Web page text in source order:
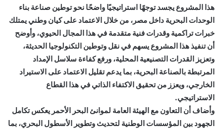
هذا المشروع يجسد توجهًا استراتيجيًا واضحًا نحو توطين صناعة بناء
الوحدات البحرية داخل مصر، من خلال الاعتماد على كيان وطني يمتلك
خبرات تراكمية وقدرات فنية متقدمة في هذا المجال الحيوي، وأوضح
أن تنفيذ هذا المشروع يسهم في نقل وتوطين التكنولوجيا الحديثة،
وتعزيز القدرات التصنيعية المحلية، ورفع كفاءة سلاسل الإمداد
المرتبطة بالصناعة البحرية، بما يدعم تقليل الاعتماد على الاستيراد
الخارجي، ويعزز من تحقيق الاكتفاء الذاتي في هذا القطاع
الاستراتيجي.
وأضاف أن التعاون مع الهيئة العامة لموانئ البحر الأحمر يعكس تكامل
الجهود بين المؤسسات الوطنية لتحديث وتطوير الأسطول البحري، بما